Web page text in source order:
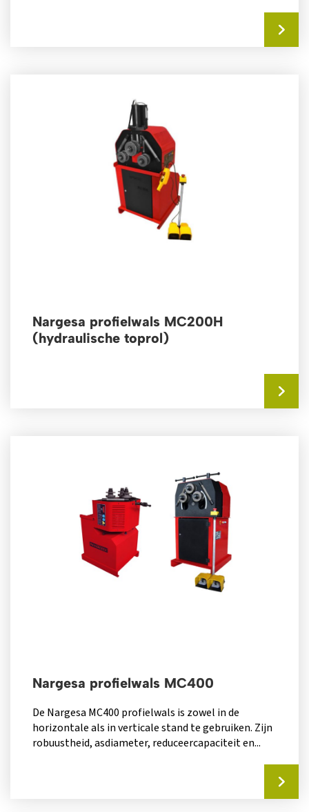
Nargesa profielwals MC200H
(hydraulische toprol)
Nargesa profielwals MC400
De Nargesa MC400 profielwals is zowel in de
horizontale als in verticale stand te gebruiken. Zijn
robuustheid, asdiameter, reduceercapaciteit en...